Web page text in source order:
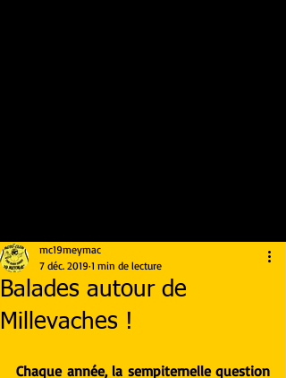
Balades autour de
Millevaches !
mc19meymac
7 déc. 2019 1 min de lecture
Chaque année, la sempiternelle question